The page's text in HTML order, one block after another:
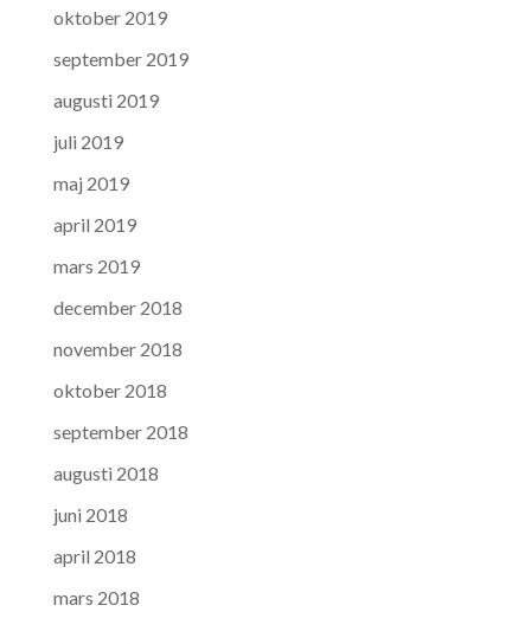
oktober 2019
september 2019
augusti 2019
juli 2019
maj 2019
april 2019
mars 2019
december 2018
november 2018
oktober 2018
september 2018
augusti 2018
juni 2018
april 2018
mars 2018